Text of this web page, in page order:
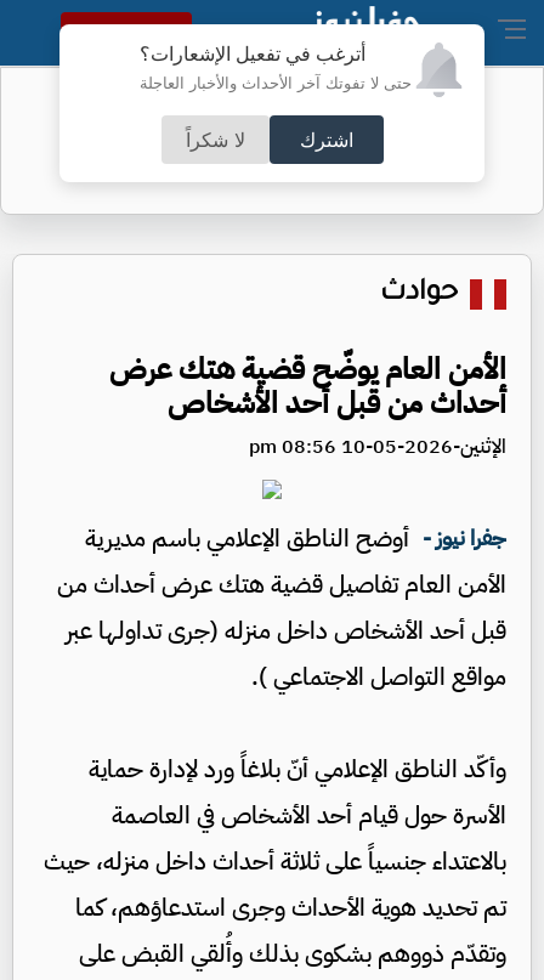
أترغب في تفعيل الإشعارات؟
حتى لا تفوتك آخر الأحداث والأخبار العاجلة
اشترك لا شكراً
النسخة الكاملة
داخله جثة
حوادث
الأمن العام يوضّح قضية هتك عرض
أحداث من قبل أحد الأشخاص
الإثنين-2026-05-10 08:56 pm
جفرا نيوز - أوضح الناطق الإعلامي باسم مديرية
الأمن العام تفاصيل قضية هتك عرض أحداث من
قبل أحد الأشخاص داخل منزله (جرى تداولها عبر
مواقع التواصل الاجتماعي ).
وأكّد الناطق الإعلامي أنّ بلاغاً ورد لإدارة حماية
الأسرة حول قيام أحد الأشخاص في العاصمة
بالاعتداء جنسياً على ثلاثة أحداث داخل منزله، حيث
تم تحديد هوية الأحداث وجرى استدعاؤهم، كما
وتقدّم ذووهم بشكوى بذلك وأُلقي القبض على